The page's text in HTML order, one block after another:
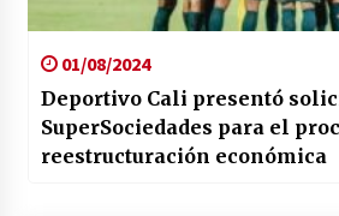
01/08/2024
Deportivo Cali presentó
SuperSociedades para el
reestructuración económica